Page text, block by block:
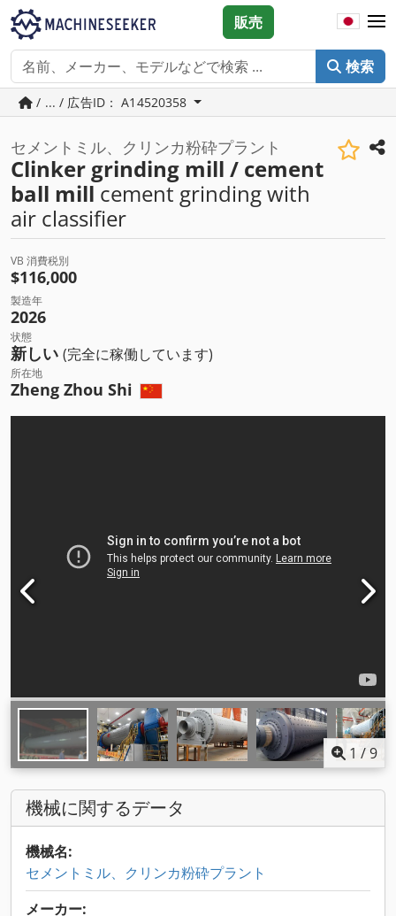
検索
販売
/ ... / 広告ID： A14520358
セメントミル、クリンカ粉砕プラント
Clinker grinding mill / cement
ball mill cement grinding with
air classifier
VB 消費税別
$116,000
製造年
2026
状態
新しい (完全に稼働しています)
所在地
Zheng Zhou Shi
1 /9
機械に関するデータ
機械名:
セメントミル、クリンカ粉砕プラント
メーカー: